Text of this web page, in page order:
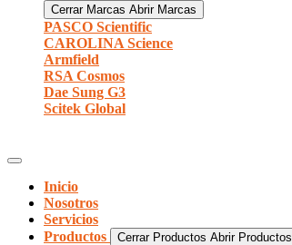
Cerrar Marcas Abrir Marcas
PASCO Scientific
CAROLINA Science
Armfield
RSA Cosmos
Dae Sung G3
Scitek Global
Inicio
Nosotros
Servicios
Productos
Cerrar Productos Abrir Productos